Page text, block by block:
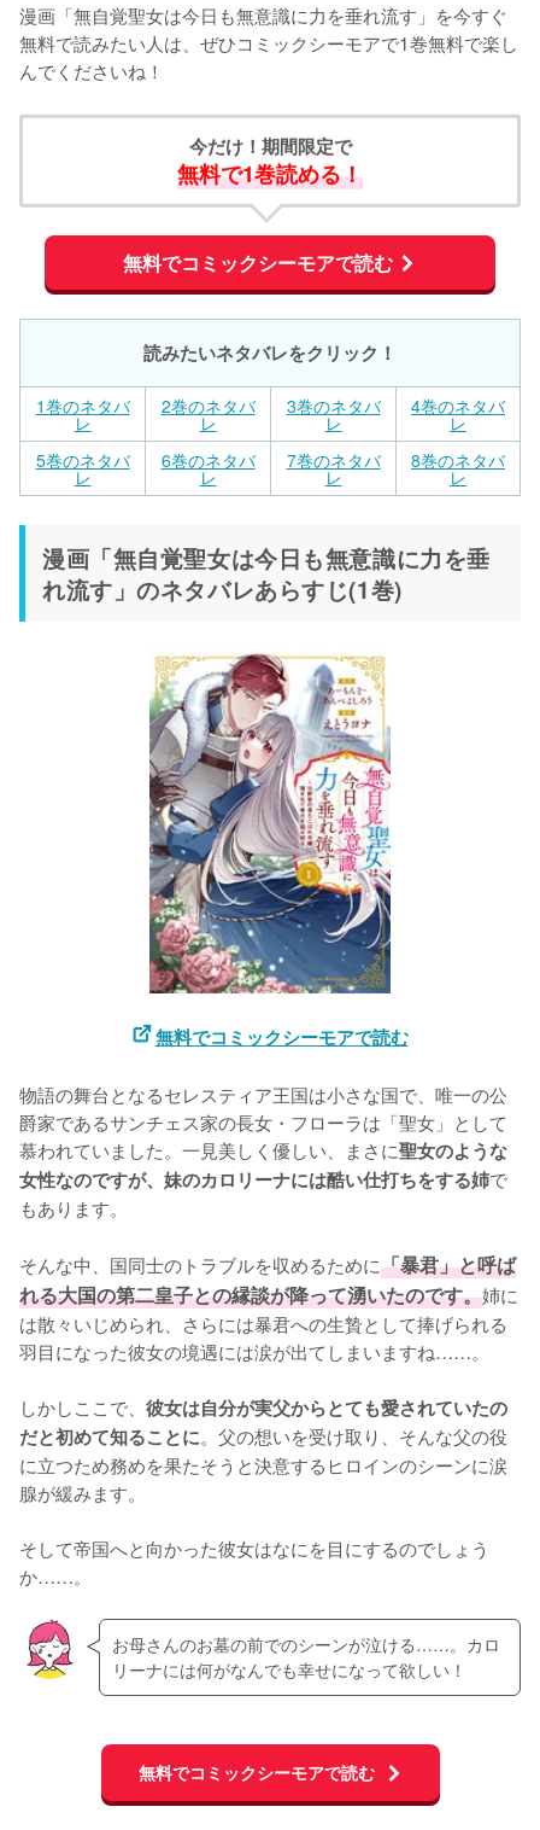
漫画「無自覚聖女は今日も無意識に力を垂れ流す」を今すぐ
無料で読みたい人は、ぜひコミックシーモアで1巻無料で楽し
んでくださいね！
今だけ！期間限定で
無料で1巻読める！
無料でコミックシーモアで読む
読みたいネタバレをクリック！
1巻のネタバ
レ
2巻のネタバ
レ
3巻のネタバ
レ
4巻のネタバ
レ
5巻のネタバ
レ
6巻のネタバ
レ
7巻のネタバ
レ
8巻のネタバ
レ
漫画「無自覚聖女は今日も無意識に力を垂
れ流す」のネタバレあらすじ(1巻)
無料でコミックシーモアで読む
物語の舞台となるセレスティア王国は小さな国で、唯一の公
爵家であるサンチェス家の長女・フローラは「聖女」として
慕われていました。一見美しく優しい、まさに聖女のような
女性なのですが、妹のカロリーナには酷い仕打ちをする姉で
もあります。
そんな中、国同士のトラブルを収めるために「暴君」と呼ば
れる大国の第二皇子との縁談が降って湧いたのです。姉に
は散々いじめられ、さらには暴君への生贄として捧げられる
羽目になった彼女の境遇には涙が出てしまいますね……。
しかしここで、 彼女は自分が実父からとても愛されていたの
だと初めて知ることに。父の想いを受け取り、そんな父の役
に立つため務めを果たそうと決意するヒロインのシーンに涙
腺が緩みます。
そして帝国へと向かった彼女はなにを目にするのでしょう
か……。
お母さんのお墓の前でのシーンが泣ける……。カロ
リーナには何がなんでも幸せになって欲しい！
無料でコミックシーモアで読む